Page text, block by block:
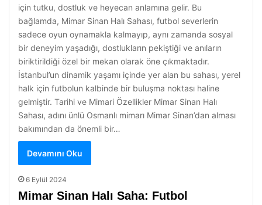
için tutku, dostluk ve heyecan anlamına gelir. Bu
bağlamda, Mimar Sinan Halı Sahası, futbol severlerin
sadece oyun oynamakla kalmayıp, aynı zamanda sosyal
bir deneyim yaşadığı, dostlukların pekiştiği ve anıların
biriktirildiği özel bir mekan olarak öne çıkmaktadır.
İstanbul’un dinamik yaşamı içinde yer alan bu sahası, yerel
halk için futbolun kalbinde bir buluşma noktası haline
gelmiştir. Tarihi ve Mimari Özellikler Mimar Sinan Halı
Sahası, adını ünlü Osmanlı mimarı Mimar Sinan’dan alması
bakımından da önemli bir…
Devamını Oku
6 Eylül 2024
Mimar Sinan Halı Saha: Futbol